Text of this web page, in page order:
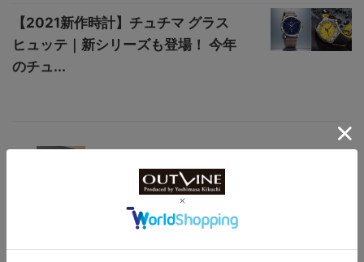
【2021新作時計】チュチマ グラス
ヒュッテ｜新シリーズも登場！ 今年
のチュ...
ーの名作“ダイヤスター“60周年復刻モデル
【いま何時？そうねだいたいね】正確な時